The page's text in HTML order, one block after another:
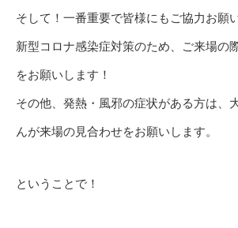
そして！一番重要で皆様にもご協力お願
新型コロナ感染症対策のため、ご来場の
をお願いします！
その他、発熱・風邪の症状がある方は、
んが来場の見合わせをお願いします。
ということで！